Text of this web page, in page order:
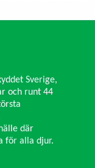
Sverige,
och runt 44
där
för alla djur.